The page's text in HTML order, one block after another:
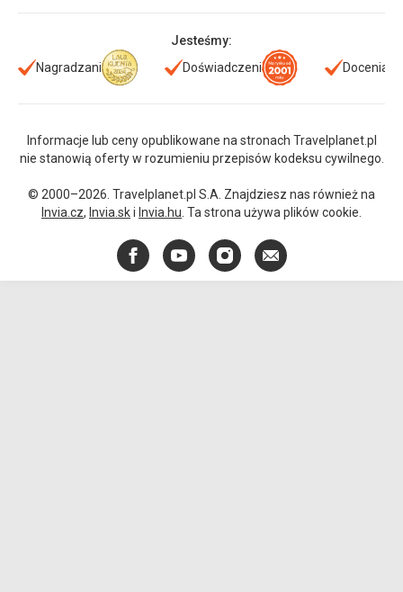
Jesteśmy:
Nagradzani
Doświadczeni Doceniani
Informacje lub ceny opublikowane na stronach Travelplanet.pl
nie stanowią oferty w rozumieniu przepisów kodeksu cywilnego.
© 2000–2026. Travelplanet.pl S.A. Znajdziesz nas również na
Invia.cz, Invia.ski Invia.hu . Ta strona używa plików cookie.
FacebookYouTubeInstagram
E-
mail